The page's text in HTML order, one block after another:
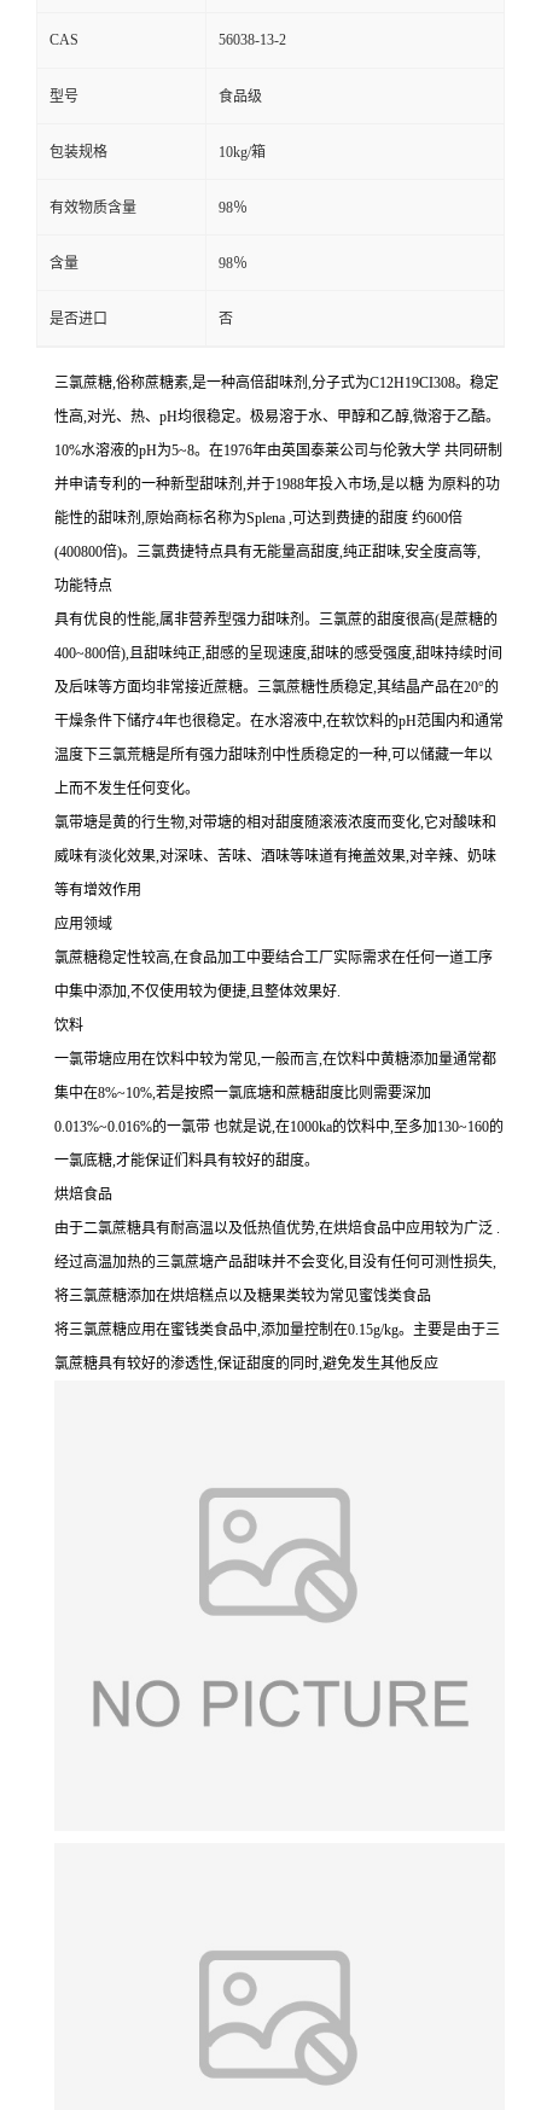
CAS 56038-13-2
型号 食品级
包装规格 10kg/箱
有效物质含量 98％
含量 98％
是否进口 否
三氯蔗糖,俗称蔗糖素,是一种高倍甜味剂,分子式为C12H19CI308。稳定
性高,对光、热、pH均很稳定。极易溶于水、甲醇和乙醇,微溶于乙酷。
10%水溶液的pH为5~8。在1976年由英国泰莱公司与伦敦大学 共同研制
并申请专利的一种新型甜味剂,并于1988年投入市场,是以糖 为原料的功
能性的甜味剂,原始商标名称为Splena ,可达到费捷的甜度 约600倍
(400800倍)。三氯费捷特点具有无能量高甜度,纯正甜味,安全度高等,
功能特点
具有优良的性能,属非营养型强力甜味剂。三氯蔗的甜度很高(是蔗糖的
400~800倍),且甜味纯正,甜感的呈现速度,甜味的感受强度,甜味持续时间
及后味等方面均非常接近蔗糖。三氯蔗糖性质稳定,其结晶产品在20°的
干燥条件下储疗4年也很稳定。在水溶液中,在软饮料的pH范围内和通常
温度下三氯荒糖是所有强力甜味剂中性质稳定的一种,可以储藏一年以
上而不发生任何变化。
氯带塘是黄的行生物,对带塘的相对甜度随滚液浓度而变化,它对酸味和
威味有淡化效果,对深味、苦味、酒味等味道有掩盖效果,对辛辣、奶味
等有增效作用
应用领域
氯蔗糖稳定性较高,在食品加工中要结合工厂实际需求在任何一道工序
中集中添加,不仅使用较为便捷,且整体效果好.
饮料
一氯带塘应用在饮料中较为常见,一般而言,在饮料中黄糖添加量通常都
集中在8%~10%,若是按照一氯底塘和蔗糖甜度比则需要深加
0.013%~0.016%的一氯带 也就是说,在1000ka的饮料中,至多加130~160的
一氯底糖,才能保证们料具有较好的甜度。
烘焙食品
由于二氯蔗糖具有耐高温以及低热值优势,在烘焙食品中应用较为广泛 .
经过高温加热的三氯蔗塘产品甜味并不会变化,目没有任何可测性损失,
将三氯蔗糖添加在烘焙糕点以及糖果类较为常见蜜饯类食品
将三氯蔗糖应用在蜜钱类食品中,添加量控制在0.15g/kg。主要是由于三
氯蔗糖具有较好的渗透性,保证甜度的同时,避免发生其他反应